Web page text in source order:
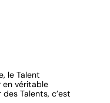
le Talent
en véritable
Talents, c’est